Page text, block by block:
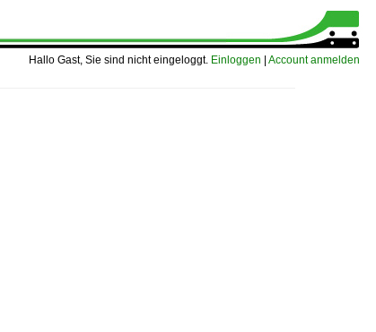
Hallo Gast, Sie sind nicht eingeloggt. Einloggen Account anmelden